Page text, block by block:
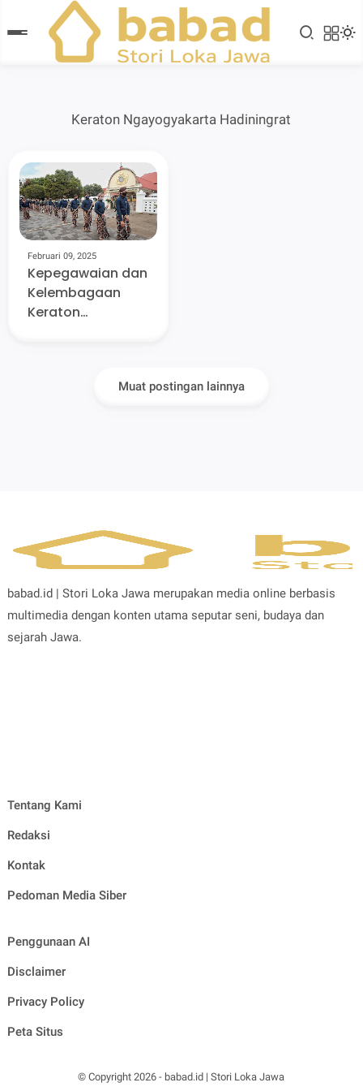
Keraton Ngayogyakarta Hadiningrat
Kepegawaian dan
Kelembagaan
Keraton
Februari 09, 2025
Muat postingan lainnya
babad.id | Stori Loka Jawa merupakan media online berbasis
multimedia dengan konten utama seputar seni, budaya dan
sejarah Jawa.
Tentang Kami
Redaksi
Kontak
Pedoman Media Siber
Penggunaan AI
Disclaimer
Privacy Policy
Peta Situs
© Copyright2026 - babad.id | Stori Loka Jawa